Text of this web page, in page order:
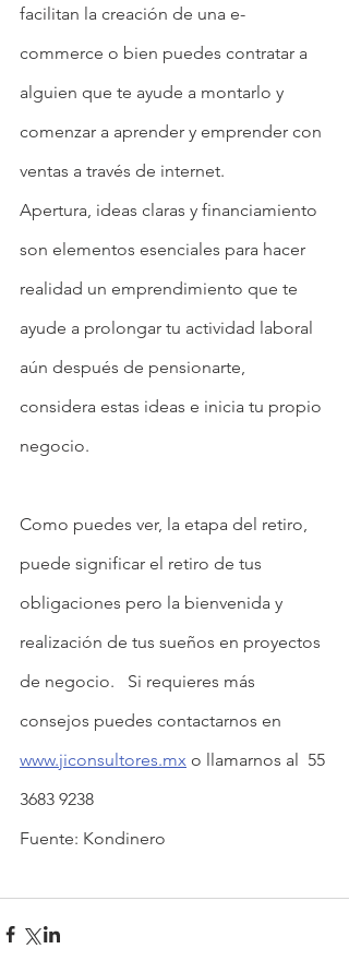
facilitan la creación de una e-
commerce o bien puedes contratar a
alguien que te ayude a montarlo y
comenzar a aprender y emprender con
ventas a través de internet.
Apertura, ideas claras y financiamiento
son elementos esenciales para hacer
realidad un emprendimiento que te
ayude a prolongar tu actividad laboral
aún después de pensionarte,
considera estas ideas e inicia tu propio
negocio.
Como puedes ver, la etapa del retiro,
puede significar el retiro de tus
obligaciones pero la bienvenida y
realización de tus sueños en proyectos
de negocio.   Si requieres más
consejos puedes contactarnos en
www.jiconsultores.mx o llamarnos al  55
3683 9238
Fuente: Kondinero